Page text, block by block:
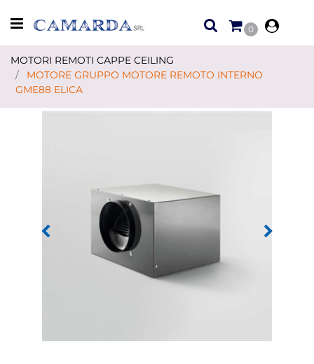
Open menu
0
MOTORI REMOTI CAPPE CEILING
MOTORE GRUPPO MOTORE REMOTO INTERNO
GME88 ELICA